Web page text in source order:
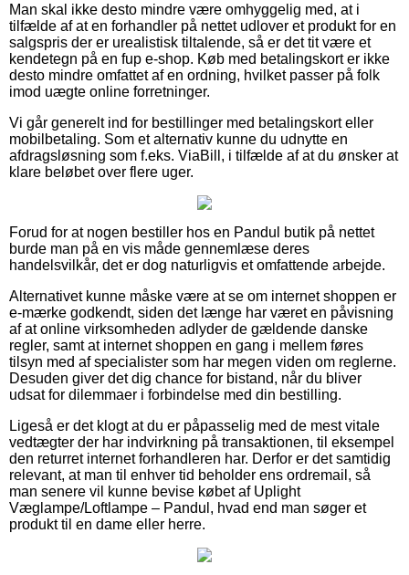
Man skal ikke desto mindre være omhyggelig med, at i
tilfælde af at en forhandler på nettet udlover et produkt for en
salgspris der er urealistisk tiltalende, så er det tit være et
kendetegn på en fup e-shop. Køb med betalingskort er ikke
desto mindre omfattet af en ordning, hvilket passer på folk
imod uægte online forretninger.
Vi går generelt ind for bestillinger med betalingskort eller
mobilbetaling. Som et alternativ kunne du udnytte en
afdragsløsning som f.eks. ViaBill, i tilfælde af at du ønsker at
klare beløbet over flere uger.
Forud for at nogen bestiller hos en Pandul butik på nettet
burde man på en vis måde gennemlæse deres
handelsvilkår, det er dog naturligvis et omfattende arbejde.
Alternativet kunne måske være at se om internet shoppen er
e-mærke godkendt, siden det længe har været en påvisning
af at online virksomheden adlyder de gældende danske
regler, samt at internet shoppen en gang i mellem føres
tilsyn med af specialister som har megen viden om reglerne.
Desuden giver det dig chance for bistand, når du bliver
udsat for dilemmaer i forbindelse med din bestilling.
Ligeså er det klogt at du er påpasselig med de mest vitale
vedtægter der har indvirkning på transaktionen, til eksempel
den returret internet forhandleren har. Derfor er det samtidig
relevant, at man til enhver tid beholder ens ordremail, så
man senere vil kunne bevise købet af Uplight
Væglampe/Loftlampe – Pandul, hvad end man søger et
produkt til en dame eller herre.